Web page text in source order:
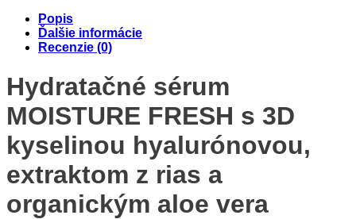
Popis
Ďalšie informácie
Recenzie (0)
Hydratačné sérum
MOISTURE FRESH s 3D
kyselinou hyalurónovou,
extraktom z rias a
organickým aloe vera